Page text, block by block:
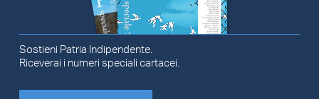
Sostieni Patria Indipendente.
Riceverai i numeri speciali cartacei.